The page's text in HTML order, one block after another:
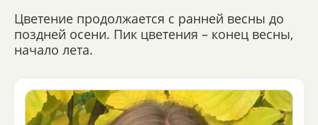
Цветение продолжается с ранней весны до
поздней осени. Пик цветения – конец весны,
начало лета.